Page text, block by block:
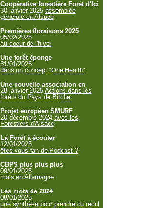
Coopérative forestière Forêt d'Ici
30 janvier 2025 assemblée
générale en Alsace
Premières floraisons 2025
05/02/2025
au coeur de l'hiver
Une forêt éponge
31/01/2025
dans un concept "One Health"
Une nouvelle association en
28 janvier 2025 Actions dans les
forêts du Pays de Bitche
Projet européen SMURF
20 décembre 2024 avec les
Forestiers d'Alsace
La Forêt à écouter
12/01/2025
êtes vous fan de Podcast ?
CBPS plus plus plus
09/01/2025
mais en Allemagne
Les mots de 2024
08/01/2025
une synthèse pour prendre du recul